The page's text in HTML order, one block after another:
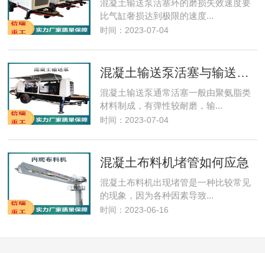
混凝土输送泵​活塞环的磨损失效速度要
比气缸奢损达到极限的速度...
时间：2023-07-04
混凝土输送泵通常活塞一般由聚氨脂类
材料制成，有弹性较耐磨，输...
时间：2023-07-04
混凝土布料机堵管如何应急
混凝土布料机​出现堵管是一种比较常见
的现象，因为各种因素导致...
时间：2023-06-16